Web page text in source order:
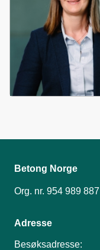
Betong Norge
Org. nr. 954 989 887
Adresse
Besøksadresse: